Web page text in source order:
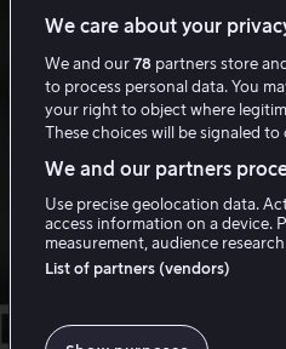
Dawn of
We care about your
We and our 78 partners store
to process personal data. You
your right to object where
These choices will be signaled
We and our partners
Use precise geolocation data.
access information on a device.
measurement, audience
List of partners (vendors)